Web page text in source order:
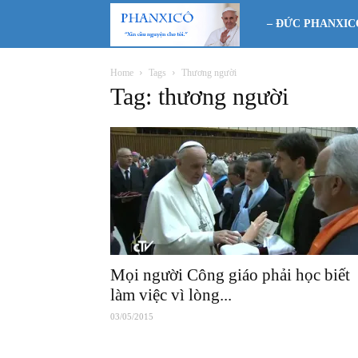
Phanxicô
– ĐỨC
Home Tags Thương người
Tag: thương người
Mọi người Công giáo phải học biết
làm việc vì lòng...
03/05/2015